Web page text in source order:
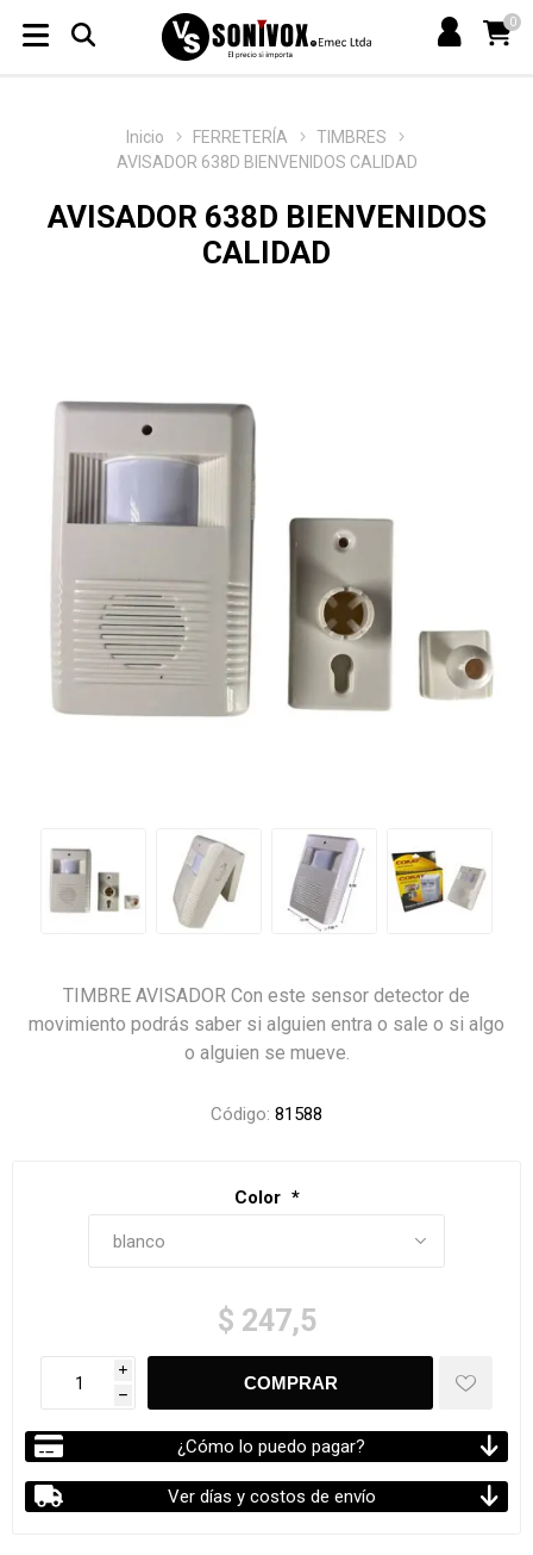
0
Inicio FERRETERÍA
TIMBRES
AVISADOR 638D BIENVENIDOS CALIDAD
AVISADOR 638D BIENVENIDOS
CALIDAD
TIMBRE AVISADOR Con este sensor detector de
movimiento podrás saber si alguien entra o sale o si algo
o alguien se mueve.
Código: 81588
Color *
$ 247,5
i
h
¿Cómo lo puedo pagar?
Ver días y costos de envío